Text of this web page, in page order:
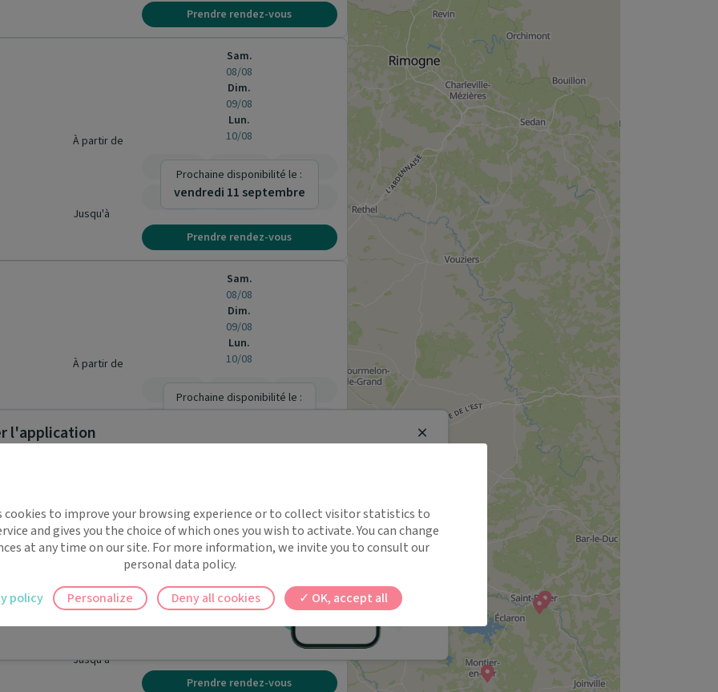
Prendre rendez-vous
À partir de
Jusqu'à
Sam.
08/08
Dim.
09/08
Lun.
10/08
-
-
-
Prochaine disponibilité le :
vendredi 11 septembre
Prendre rendez-vous
À partir de
Jusqu'à
Sam.
08/08
Dim.
09/08
Lun.
10/08
Prochaine disponibilité le :
lundi 31 août
À partir de
Jusqu'à
08/08
Dim.
09/08
Lun.
10/08
-
-
-
-
Prendre rendez-vous
l'application
!
rappels automatiques pour ne plus rien
Close
cookies to improve your browsing experience or to collect visitor statistics to
and gives you the choice of which ones you wish to activate. You can change
at any time on our site. For more information, we invite you to consult our
personal data policy.
OK, accept all
Deny all cookies
Personalize
policy